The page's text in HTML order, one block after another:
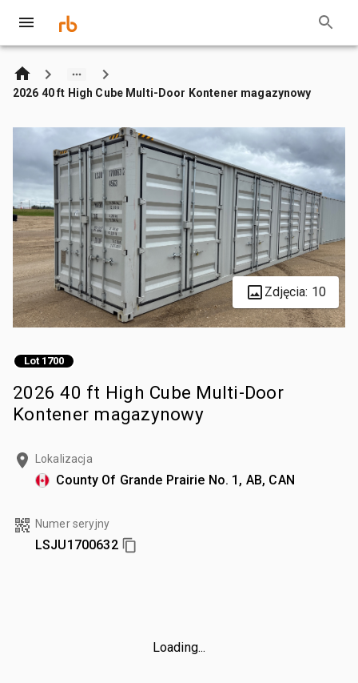
2026 40 ft High Cube Multi-Door Kontener magazynowy
Zdjęcia: 10
Lot 1700
2026 40 ft High Cube Multi-Door
Kontener magazynowy
Lokalizacja
County Of Grande Prairie No. 1, AB, CAN
Numer seryjny
LSJU1700632
Loading...